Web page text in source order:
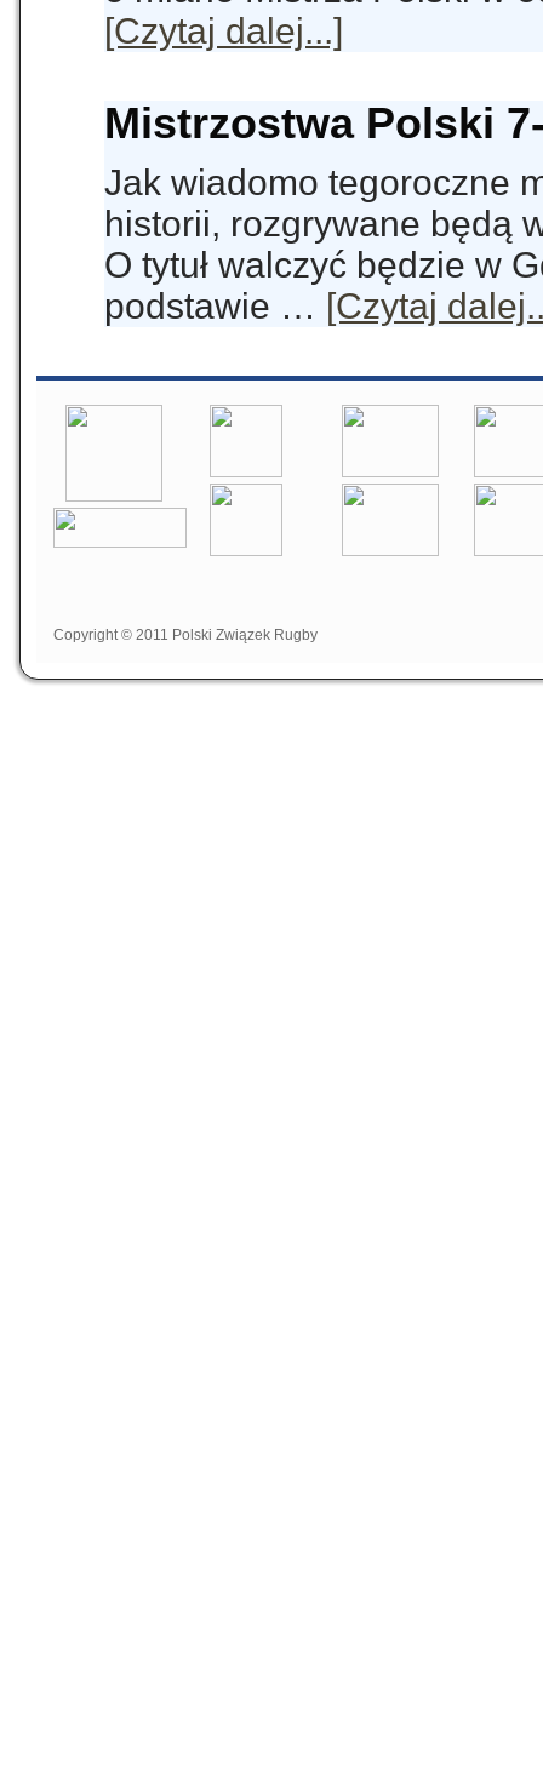
[Czytaj dalej...]
Mistrzostwa Polski
Jak wiadomo tegoroczne
historii, rozgrywane będą
O tytuł walczyć będzie w
podstawie … [Czytaj
Copyright © 2011 Polski Związek Rugby